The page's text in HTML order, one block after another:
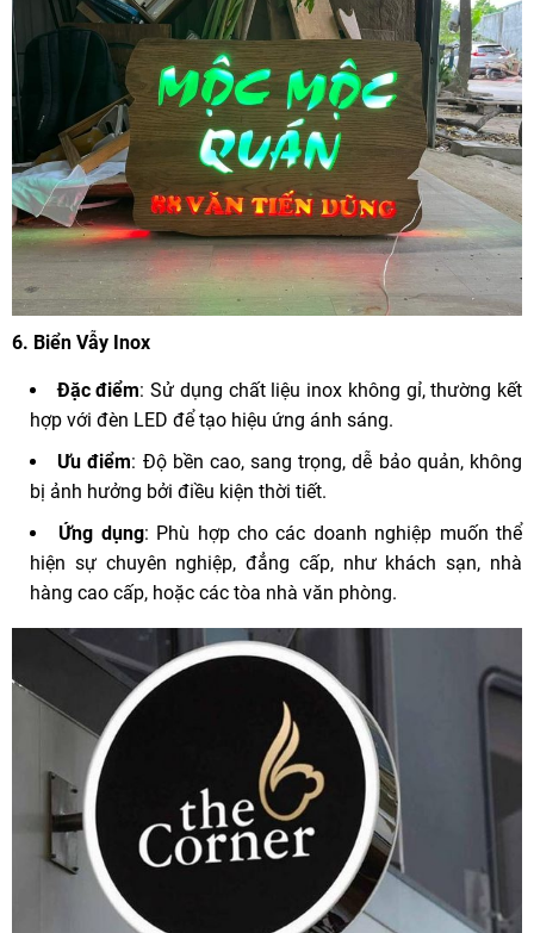
6. Biển Vẫy Inox
Đặc điểm: Sử dụng chất liệu inox không gỉ, thường kết
hợp với đèn LED để tạo hiệu ứng ánh sáng.
Ưu điểm: Độ bền cao, sang trọng, dễ bảo quản, không
bị ảnh hưởng bởi điều kiện thời tiết.
Ứng dụng: Phù hợp cho các doanh nghiệp muốn thể
hiện sự chuyên nghiệp, đẳng cấp, như khách sạn, nhà
hàng cao cấp, hoặc các tòa nhà văn phòng.